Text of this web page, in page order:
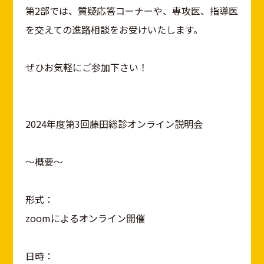
第2部では、質疑応答コーナーや、専攻医、指導医
を交えての進路相談をお受けいたします。
ぜひお気軽にご参加下さい！
2024年度第3回藤田総診オンライン説明会
～概要～
形式：
zoomによるオンライン開催
日時：